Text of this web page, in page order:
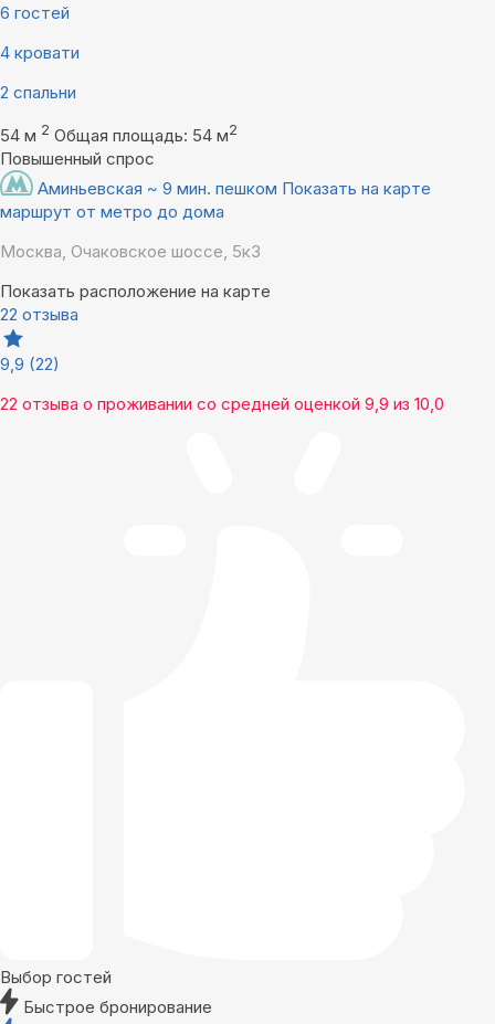
6 гостей
4 кровати
2 спальни
54 м 2 Общая площадь: 54 м2
Повышенный спрос
Аминьевская ~ 9 мин. пешком Показать на карте
маршрут от метро до дома
Москва, Очаковское шоссе, 5к3
Показать расположение на карте
22 отзыва
9,9 (22)
22 отзыва о проживании со средней оценкой 9,9 из 10,0
Выбор гостей
Быстрое бронирование